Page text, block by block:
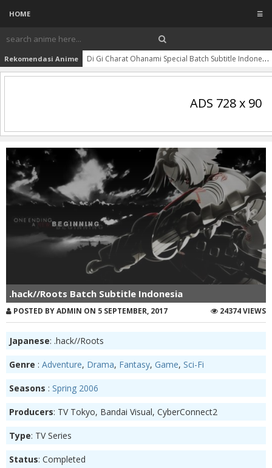
HOME ☰
Rekomendasi Anime Di Gi Charat Ohanami Special Batch Subtitle Indonesia
ADS 728 x 90
.hack//Roots Batch Subtitle Indonesia
POSTED BY ADMIN ON 5 SEPTEMBER, 2017 24374 VIEWS
Japanese: .hack//Roots
Genre : Adventure, Drama, Fantasy, Game, Sci-Fi
Seasons : Spring 2006
Producers: TV Tokyo, Bandai Visual, CyberConnect2
Type: TV Series
Status: Completed